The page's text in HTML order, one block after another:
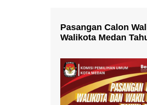
Pasangan Calon
Walikota Medan